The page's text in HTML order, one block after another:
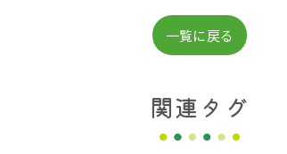
一覧に戻る
関連タグ